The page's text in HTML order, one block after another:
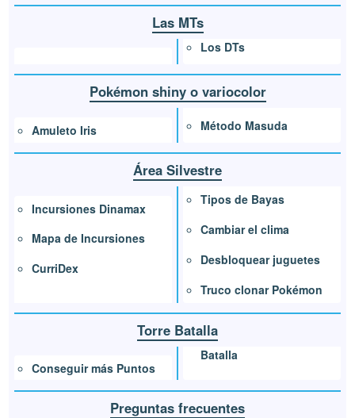
Las MTs
Los DTs
Pokémon shiny o variocolor
Amuleto Iris Método Masuda
Área Silvestre
Incursiones Dinamax
Mapa de Incursiones
CurriDex
Tipos de Bayas
Cambiar el clima
Desbloquear juguetes
Truco clonar Pokémon
Torre Batalla
Conseguir más Puntos
Batalla
Preguntas frecuentes